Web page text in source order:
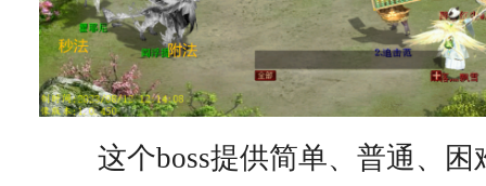
这个boss提供简单、普通、困